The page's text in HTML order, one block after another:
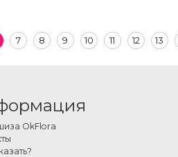
7 8 9 10 11 12 13
OkFlora